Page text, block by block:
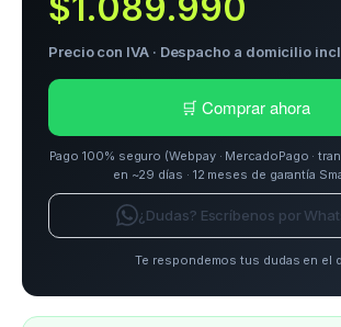
Precio con IVA · Despacho a domicilio
🛒 Comprar ahora
Pago 100% seguro (Webpay · MercadoPago ·
en ~29 días · 12 meses de garantía
¿Dudas? Escríbenos por
Te respondemos tus dudas en el